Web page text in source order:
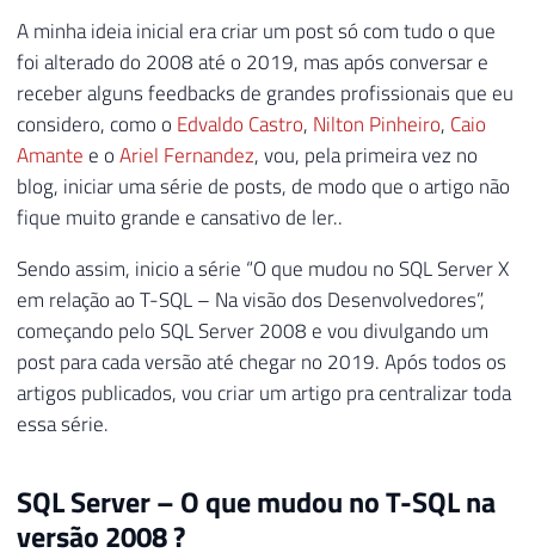
A minha ideia inicial era criar um post só com tudo o que
foi alterado do 2008 até o 2019, mas após conversar e
receber alguns feedbacks de grandes profissionais que eu
considero, como o Edvaldo Castro, Nilton Pinheiro, Caio
Amante e oAriel Fernandez, vou, pela primeira vez no
blog, iniciar uma série de posts, de modo que o artigo não
fique muito grande e cansativo de ler..
Sendo assim, inicio a série “O que mudou no SQL Server X
em relação ao T-SQL – Na visão dos Desenvolvedores”,
começando pelo SQL Server 2008 e vou divulgando um
post para cada versão até chegar no 2019. Após todos os
artigos publicados, vou criar um artigo pra centralizar toda
essa série.
SQL Server – O que mudou no T-SQL na
versão 2008 ?